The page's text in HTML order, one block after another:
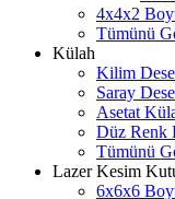
4x4x2
Tümünü
Külah
Kilim
Saray
Asetat
Düz Renk
Tümünü
Lazer Kesim
6x6x6